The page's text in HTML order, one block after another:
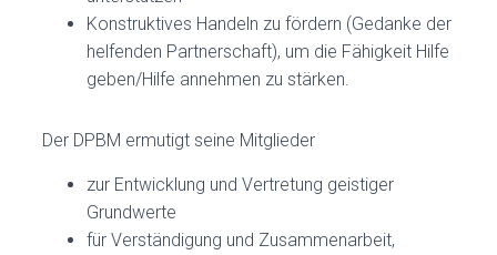
Konstruktives Handeln zu fördern (Gedanke der
helfenden Partnerschaft), um die Fähigkeit Hilfe
geben/Hilfe annehmen zu stärken.
Der DPBM ermutigt seine Mitglieder
zur Entwicklung und Vertretung geistiger
Grundwerte
für Verständigung und Zusammenarbeit,